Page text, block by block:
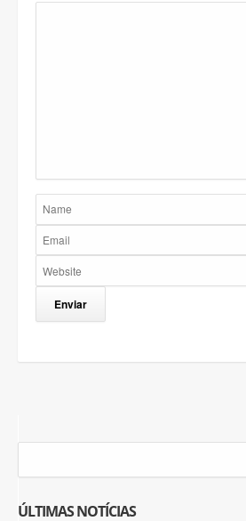
ÚLTIMAS NOTÍCIAS